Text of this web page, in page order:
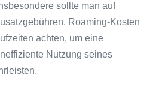
sollte man auf
Roaming-Kosten
achten, um eine
Nutzung seines